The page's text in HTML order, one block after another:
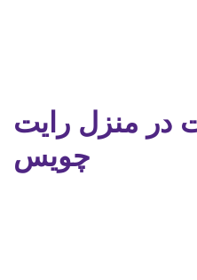
در منزل رایت
چویس